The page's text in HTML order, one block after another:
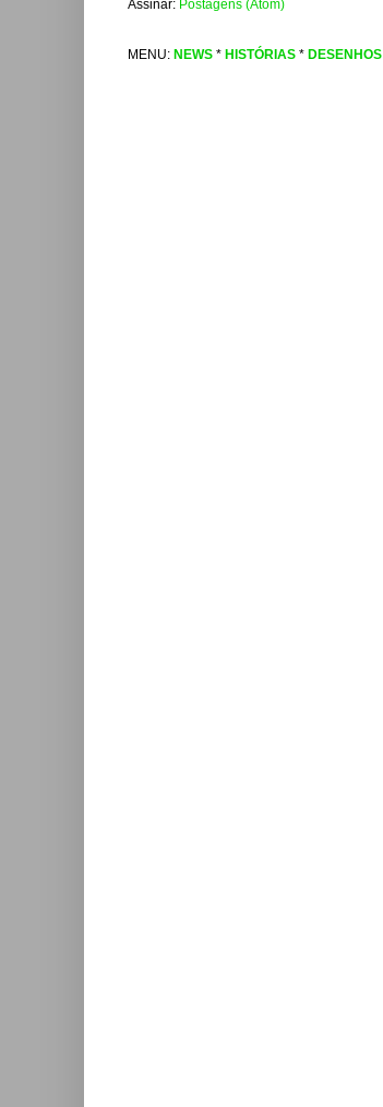
Assinar: Postagens (Atom)
MENU: NEWS * HISTÓRIAS * DESENHOS